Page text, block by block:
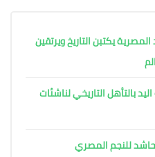
يكتبن التاريخ ويرتقين
بالتأهل التاريخي لناشئات
للنجم المصري